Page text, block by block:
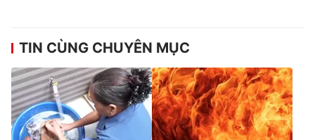
TIN CÙNG CHUYÊN MỤC